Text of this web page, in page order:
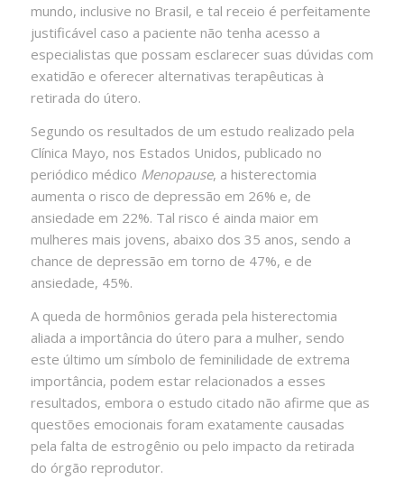
mundo, inclusive no Brasil, e tal receio é perfeitamente
justificável caso a paciente não tenha acesso a
especialistas que possam esclarecer suas dúvidas com
exatidão e oferecer alternativas terapêuticas à
retirada do útero.
Segundo os resultados de um estudo realizado pela
Clínica Mayo, nos Estados Unidos, publicado no
periódico médico Menopause, a histerectomia
aumenta o risco de depressão em 26% e, de
ansiedade em 22%. Tal risco é ainda maior em
mulheres mais jovens, abaixo dos 35 anos, sendo a
chance de depressão em torno de 47%, e de
ansiedade, 45%.
A queda de hormônios gerada pela histerectomia
aliada a importância do útero para a mulher, sendo
este último um símbolo de feminilidade de extrema
importância, podem estar relacionados a esses
resultados, embora o estudo citado não afirme que as
questões emocionais foram exatamente causadas
pela falta de estrogênio ou pelo impacto da retirada
do órgão reprodutor.